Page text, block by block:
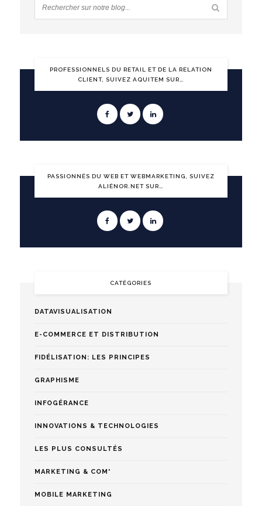
PROFESSIONNELS DU RETAIL ET DE LA RELATION
CLIENT, SUIVEZ AQUITEM SUR…
PASSIONNÉS DU WEB ET WEBMARKETING, SUIVEZ
ALIÉNOR.NET SUR…
CATÉGORIES
DATAVISUALISATION
E-COMMERCE ET DISTRIBUTION
FIDÉLISATION: LES PRINCIPES
GRAPHISME
INFOGÉRANCE
INNOVATIONS & TECHNOLOGIES
LES PLUS CONSULTÉS
MARKETING & COM'
MOBILE MARKETING